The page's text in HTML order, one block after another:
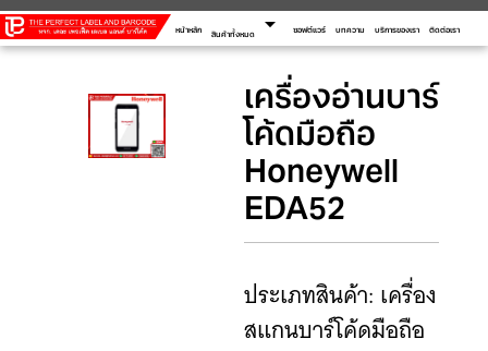
หน้าหลัก สินค้าทั้งหมด arrow_drop_down ซอฟต์แวร์ บทความ บริการของเรา ติดต่อเรา
เครื่องอ่านบาร์
โค้ดมือถือ
Honeywell
EDA52
ประเภทสินค้า: เครื่อง
สแกนบาร์โค้ดมือถือ